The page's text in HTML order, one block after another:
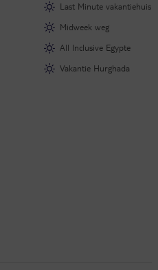
Last Minute vakantiehuis
Midweek weg
All Inclusive Egypte
Vakantie Hurghada